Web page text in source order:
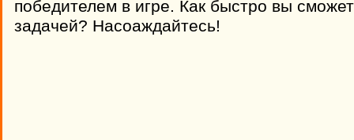
победителем в игре. Как быстро вы
задачей? Насоаждайтесь!